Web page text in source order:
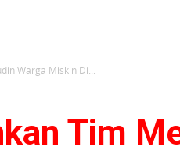
Warga Miskin Di...
Tim